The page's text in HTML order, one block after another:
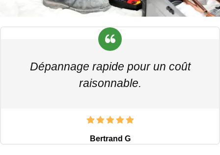
Dépannage rapide pour un coût
raisonnable.
Bertrand G